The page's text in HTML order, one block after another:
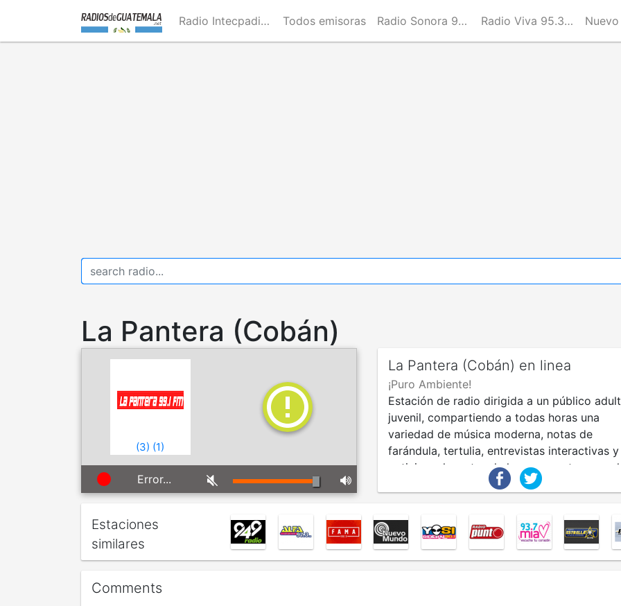
main
Radio Intecpadi Guatemala Todos emisoras Radio Sonora 96.9 FM Radio Viva 95.3 FM Nuevo
La Pantera (Cobán)
(3) (1)
Error...
La Pantera (Cobán) en linea
¡Puro Ambiente!
Estación de radio dirigida a un público
juvenil, compartiendo a todas horas una
variedad de música moderna, notas de
farándula, tertulia, entrevistas interactivas y
noticias relevantes de lo que acontece en el
Estaciones
similares
Comments